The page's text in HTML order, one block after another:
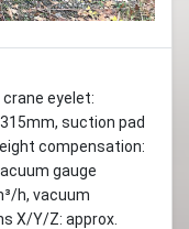
eyelet:
suction pad
compensation:
gauge
h, vacuum
X/Y/Z: approx.